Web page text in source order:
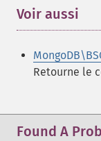
Voir aussi
Retourne le
Found A